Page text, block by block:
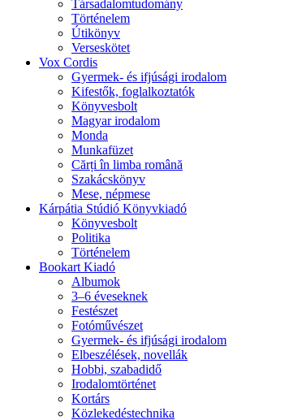
Társadalomtudomány
Történelem
Útikönyv
Verseskötet
Vox Cordis
Gyermek- és ifjúsági irodalom
Kifestők, foglalkoztatók
Könyvesbolt
Magyar irodalom
Monda
Munkafüzet
Cărți în limba română
Szakácskönyv
Mese, népmese
Kárpátia Stúdió Könyvkiadó
Könyvesbolt
Politika
Történelem
Bookart Kiadó
Albumok
3–6 éveseknek
Festészet
Fotóművészet
Gyermek- és ifjúsági irodalom
Elbeszélések, novellák
Hobbi, szabadidő
Irodalomtörténet
Kortárs
Közlekedéstechnika